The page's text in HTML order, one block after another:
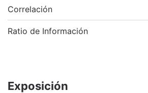
Correlación
Ratio de Información
Exposición